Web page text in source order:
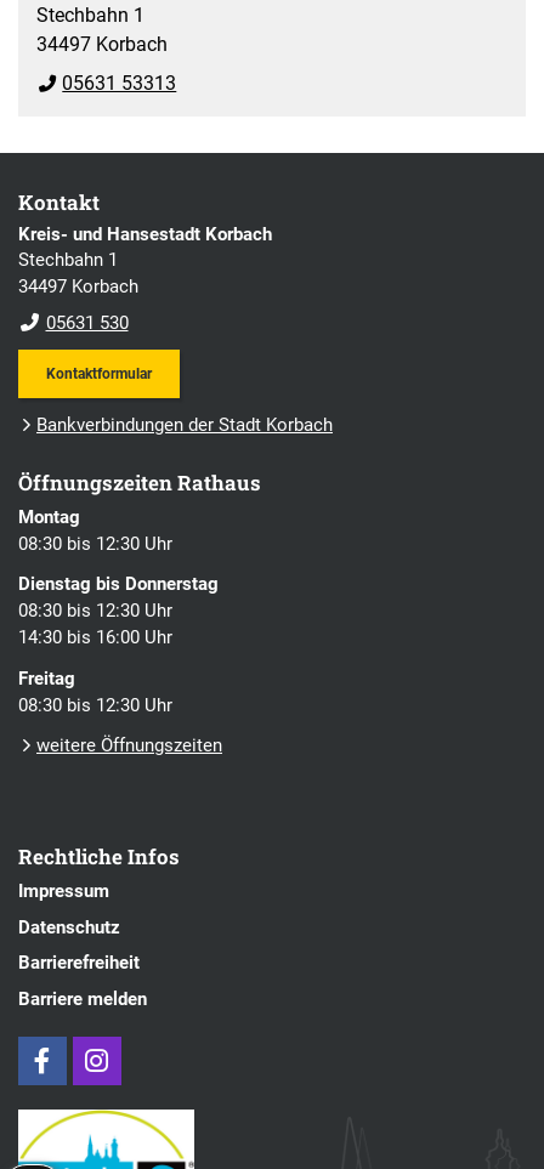
Stechbahn 1
34497 Korbach
05631 53313
Kontakt
Kreis- und Hansestadt Korbach
Stechbahn 1
34497 Korbach
05631 530
Kontaktformular
Bankverbindungen der Stadt Korbach
Öffnungszeiten Rathaus
Montag
08:30 bis 12:30 Uhr
Dienstag bis Donnerstag
08:30 bis 12:30 Uhr
14:30 bis 16:00 Uhr
Freitag
08:30 bis 12:30 Uhr
weitere Öffnungszeiten
Rechtliche Infos
Impressum
Datenschutz
Barrierefreiheit
Barriere melden